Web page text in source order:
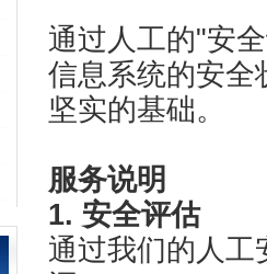
通过人工的"安
信息系统的安全
坚实的基础。
服务说明
1. 安全评估
通过我们的人工